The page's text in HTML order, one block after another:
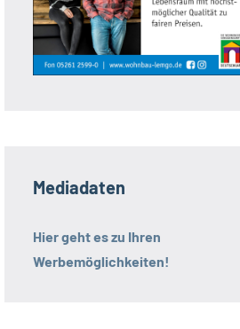
Mediadaten
Hier geht es zu Ihren
Werbemöglichkeiten!